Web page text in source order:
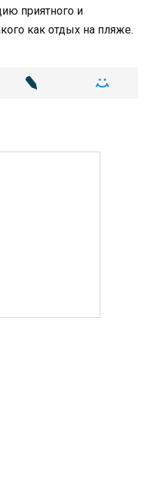
приятного и
как отдых на пляже.